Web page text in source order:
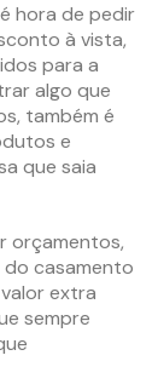
hora de pedir
à vista,
para a
algo que
também é
e
que saia
orçamentos,
casamento
extra
sempre